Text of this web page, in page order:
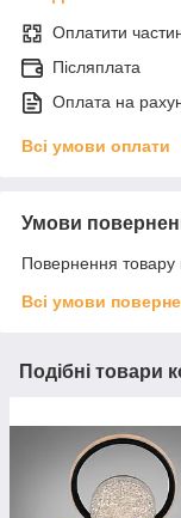
Оплатити
Післяплата
Оплата на
Всі умови оплати
Умови
Повернення товару
Всі умови
Подібні товари